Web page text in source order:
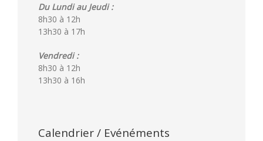
Du Lundi au Jeudi :
8h30 à 12h
13h30 à 17h
Vendredi :
8h30 à 12h
13h30 à 16h
Calendrier / Evénéments